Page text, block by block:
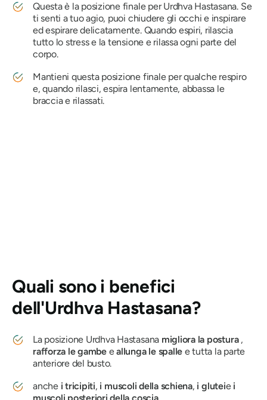
Questa è la posizione finale perUrdhva Hastasana. Se
ti senti a tuo agio, puoi chiudere gli occhi e inspirare
ed espirare delicatamente. Quando espiri, rilascia
tutto lo stress e la tensione e rilassa ogni parte del
corpo.
Mantieni questa posizione finale per qualche respiro
e, quando rilasci, espira lentamente, abbassa le
braccia e rilassati.
Quali sono i benefici
dell'Urdhva Hastasana?
La posizione Urdhva Hastasana migliora la postura,
rafforza le gambeeallunga le spalle e tutta la parte
anteriore del busto.
anche i tricipiti, i muscoli della schiena, i gluteie i